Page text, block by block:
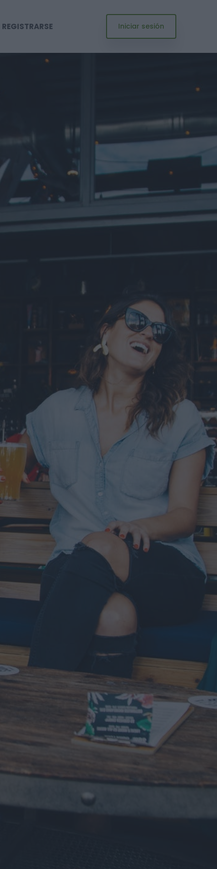
REGISTRARSE Iniciar sesión